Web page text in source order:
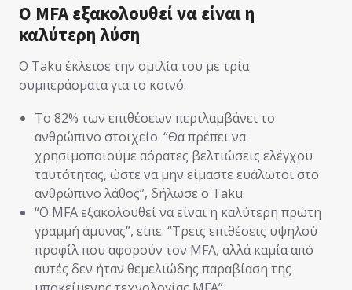
Ο MFA εξακολουθεί να είναι η
καλύτερη λύση
Ο Taku έκλεισε την ομιλία του με τρία
συμπεράσματα για το κοινό.
Το 82% των επιθέσεων περιλαμβάνει το
ανθρώπινο στοιχείο. “Θα πρέπει να
χρησιμοποιούμε αόρατες βελτιώσεις ελέγχου
ταυτότητας, ώστε να μην είμαστε ευάλωτοι στο
ανθρώπινο λάθος”, δήλωσε ο Taku.
“Ο MFA εξακολουθεί να είναι η καλύτερη πρώτη
γραμμή άμυνας”, είπε. “Τρεις επιθέσεις υψηλού
προφίλ που αφορούν τον MFA, αλλά καμία από
αυτές δεν ήταν θεμελιώδης παραβίαση της